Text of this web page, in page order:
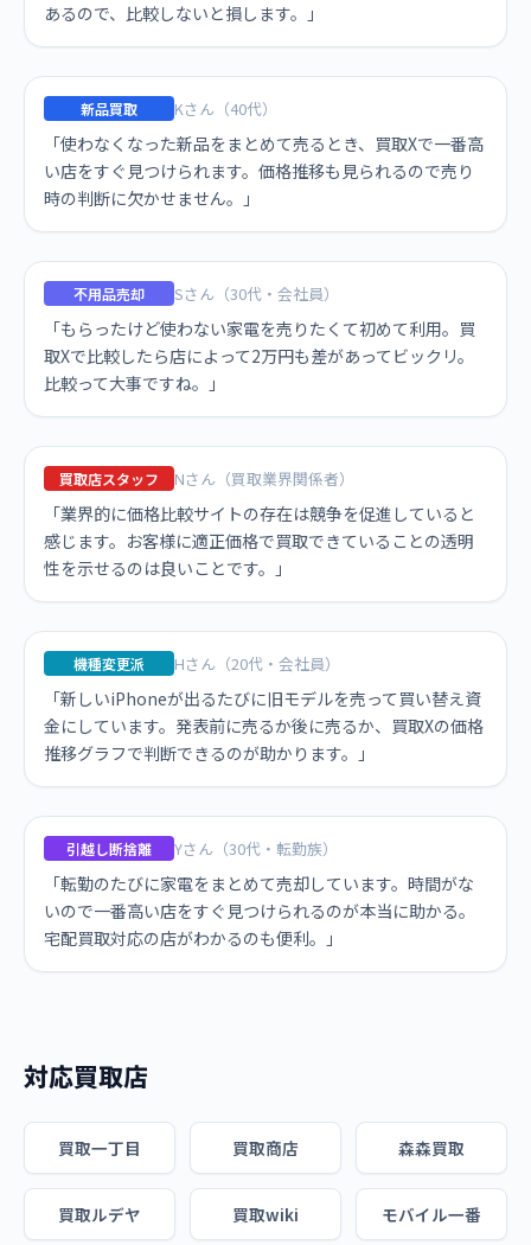
あるので、比較しないと損します。」
新品買取 Kさん（40代）
「使わなくなった新品をまとめて売るとき、買取Xで一番高
い店をすぐ見つけられます。価格推移も見られるので売り
時の判断に欠かせません。」
不用品売却 Sさん（30代・会社員）
「もらったけど使わない家電を売りたくて初めて利用。買
取Xで比較したら店によって2万円も差があってビックリ。
比較って大事ですね。」
買取店スタッフ Nさん（買取業界関係者）
「業界的に価格比較サイトの存在は競争を促進していると
感じます。お客様に適正価格で買取できていることの透明
性を示せるのは良いことです。」
機種変更派 Hさん（20代・会社員）
「新しいiPhoneが出るたびに旧モデルを売って買い替え資
金にしています。発表前に売るか後に売るか、買取Xの価格
推移グラフで判断できるのが助かります。」
引越し断捨離 Yさん（30代・転勤族）
「転勤のたびに家電をまとめて売却しています。時間がな
いので一番高い店をすぐ見つけられるのが本当に助かる。
宅配買取対応の店がわかるのも便利。」
対応買取店
買取一丁目 買取商店 森森買取
買取ルデヤ 買取wiki モバイル一番